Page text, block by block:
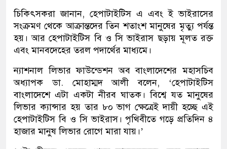
চিকিৎসকরা জানান, হেপাটাইটিস এ এবং ই ভাইরাসের
সংক্রমণ থেকে আক্রান্তদের তিন শতাংশ মানুষের মৃত্যু পর্যন্ত
হয়। আর হেপাটাইটিস বি ও সি ভাইরাস ছড়ায় মূলত রক্ত
এবং মানবদেহের তরল পদার্থের মাধ্যমে।
ন্যাশনাল লিভার ফাউন্ডেশন অব বাংলাদেশের মহাসচিব
অধ্যাপক ডা. মোহাম্মদ আলী বলেন, ‘হেপাটাইটিস
বাংলাদেশে এটা একটা নীরব ঘাতক। বিশ্বে যত মানুষের
লিভার ক্যান্সার হয় তার ৮০ ভাগ ক্ষেত্রেই দায়ী হচ্ছে এই
হেপাটাইটিস বি ও সি ভাইরাস। পৃথিবীতে গড়ে প্রতিদিন ৪
হাজার মানুষ লিভার রোগে মারা যায়।’